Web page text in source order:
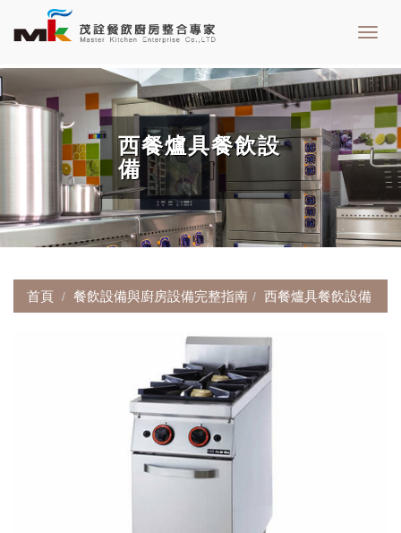
西餐爐具餐飲設
備
首頁 餐飲設備與廚房設備完整指南 西餐爐具餐飲設備